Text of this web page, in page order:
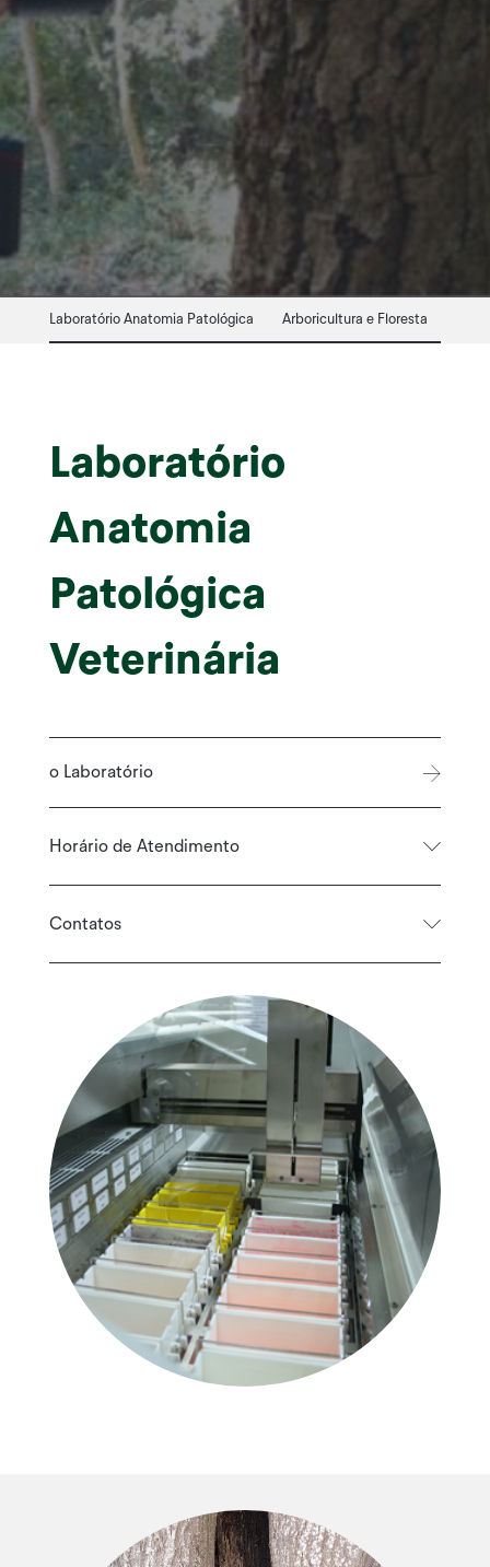
Laboratório Anatomia Patológica Arboricultura e Floresta
Laboratório
Anatomia
Patológica
Veterinária
o Laboratório
Horário de Atendimento
Contatos